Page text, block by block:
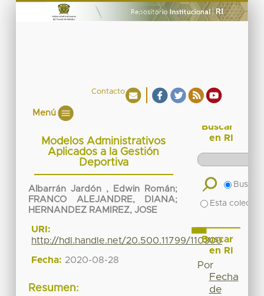
Contacto
Menú
Modelos Administrativos
Aplicados a la Gestión
Deportiva
Albarrán Jardón , Edwin Román;
FRANCO ALEJANDRE, DIANA;
HERNANDEZ RAMIREZ, JOSE
URI:
http://hdl.handle.net/20.500.11799/110300
Fecha: 2020-08-28
Resumen:
Buscar
en RI
Buscar
Esta
Buscar
en RI
Por
Fecha
de